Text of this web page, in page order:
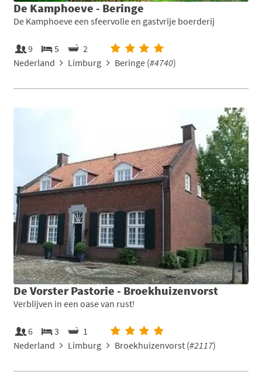
De Kamphoeve - Beringe
De Kamphoeve een sfeervolle en gastvrije boerderij
9 5
2
Nederland
Limburg Beringe (#4740)
De Vorster Pastorie - Broekhuizenvorst
Verblijven in een oase van rust!
6 3
1
Nederland
Limburg Broekhuizenvorst (#2117)